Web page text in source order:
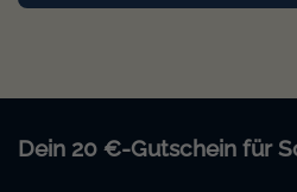
Dein 20 €-Gutschein für